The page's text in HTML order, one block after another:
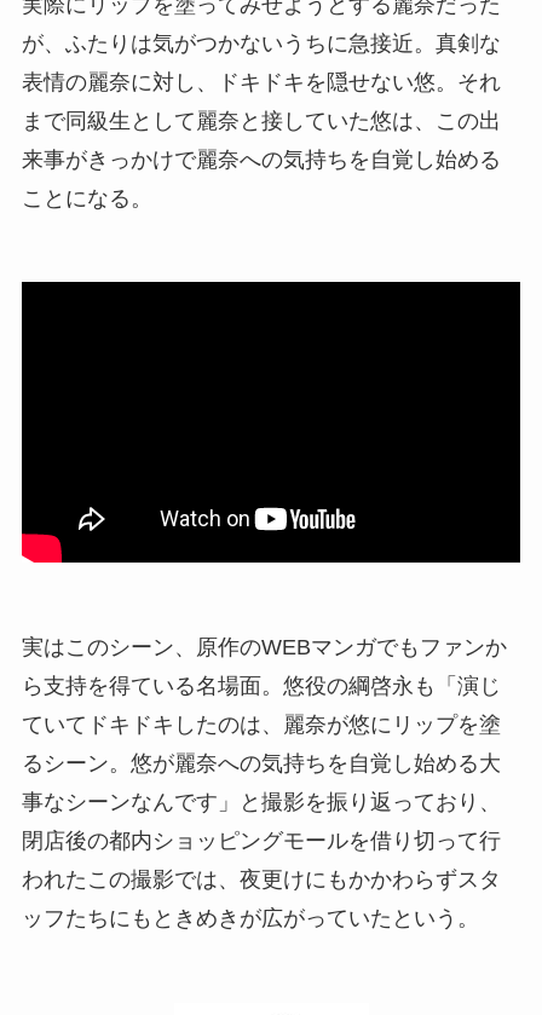
が、ふたりは気がつかないうちに急接近。真剣な
表情の麗奈に対し、ドキドキを隠せない悠。それ
まで同級生として麗奈と接していた悠は、この出
来事がきっかけで麗奈への気持ちを自覚し始める
ことになる。
実はこのシーン、原作のWEBマンガでもファンか
ら支持を得ている名場面。悠役の綱啓永も「演じ
ていてドキドキしたのは、麗奈が悠にリップを塗
るシーン。悠が麗奈への気持ちを自覚し始める大
事なシーンなんです」と撮影を振り返っており、
閉店後の都内ショッピングモールを借り切って行
われたこの撮影では、夜更けにもかかわらずスタ
ッフたちにもときめきが広がっていたという。